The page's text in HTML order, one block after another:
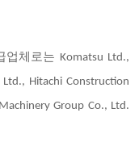
업체로는 Komatsu Ltd.,
Hitachi Construction
Group Co., Ltd.